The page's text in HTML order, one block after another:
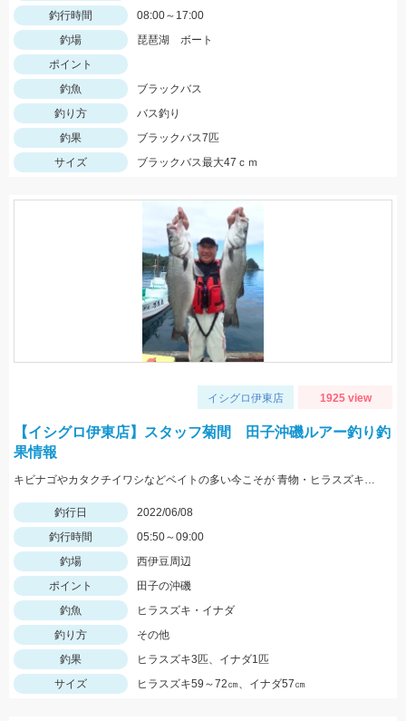
釣行時間
08:00～17:00
釣場
琵琶湖 ボート
ポイント
釣魚
ブラックバス
釣り方
バス釣り
釣果
ブラックバス7匹
サイズ
ブラックバス最大47ｃｍ
イシグロ伊東店 1925 view
【イシグロ伊東店】スタッフ菊間 田子沖磯ルアー釣り釣
果情報
キビナゴやカタクチイワシなどベイトの多い今こそが 青物・ヒラスズキのベストタイムです！
釣行日
2022/06/08
釣行時間
05:50～09:00
釣場
西伊豆周辺
ポイント
田子の沖磯
釣魚
ヒラスズキ・イナダ
釣り方
その他
釣果
ヒラスズキ3匹、イナダ1匹
サイズ
ヒラスズキ59～72㎝、イナダ57㎝